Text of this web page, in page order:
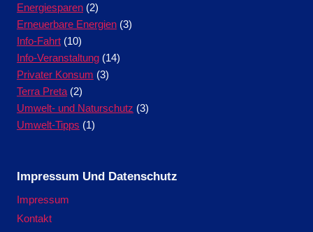
Energiesparen (2)
Erneuerbare Energien (3)
Info-Fahrt (10)
Info-Veranstaltung (14)
Privater Konsum (3)
Terra Preta (2)
Umwelt- und Naturschutz (3)
Umwelt-Tipps (1)
Impressum Und Datenschutz
Impressum
Kontakt